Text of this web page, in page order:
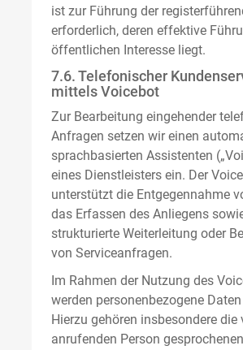
ist zur Führung der
erforderlich, deren effektive
öffentlichen Interesse liegt.
7.6. Telefonischer
mittels Voicebot
Zur Bearbeitung eingehender
Anfragen setzen wir einen
sprachbasierten Assistenten
eines Dienstleisters ein. Der
unterstützt die Entgegennahme
das Erfassen des Anliegens
strukturierte Weiterleitung oder
von Serviceanfragen.
Im Rahmen der Nutzung des
werden personenbezogene
Hierzu gehören insbesondere die
anrufenden Person